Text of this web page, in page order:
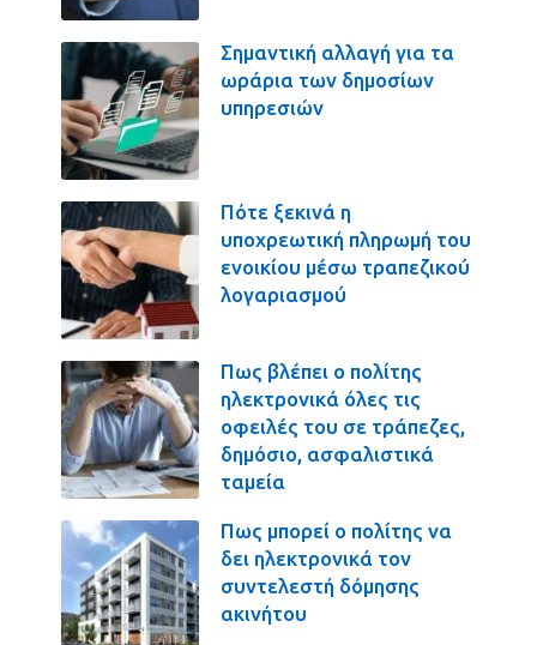
Σημαντική αλλαγή για τα
ωράρια των δημοσίων
υπηρεσιών
Πότε ξεκινά η
υποχρεωτική πληρωμή του
ενοικίου μέσω τραπεζικού
λογαριασμού
Πως βλέπει ο πολίτης
ηλεκτρονικά όλες τις
οφειλές του σε τράπεζες,
δημόσιο, ασφαλιστικά
ταμεία
Πως μπορεί ο πολίτης να
δει ηλεκτρονικά τον
συντελεστή δόμησης
ακινήτου